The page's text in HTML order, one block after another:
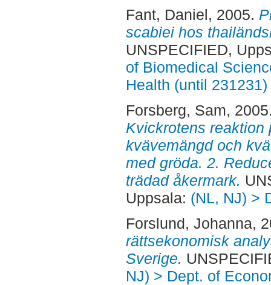
Fant, Daniel, 2005.
scabiei hos
UNSPECIFIED,
of Biomedical
Health (until 231231)
Forsberg, Sam,
Kvickrotens reaktion
kvävemängd och
med gröda. 2.
trädad åkermark.
Uppsala: (NL, NJ) >
Forslund, Johanna,
rättsekonomisk
Sverige.
NJ) > Dept. of